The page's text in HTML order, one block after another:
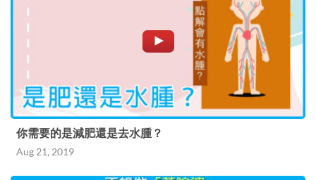
你需要的是減肥還是去水腫？
Aug 21, 2019